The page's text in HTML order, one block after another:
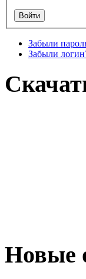
Забыли
Забыли
Новые